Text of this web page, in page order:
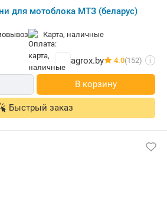
для мотоблока МТЗ (беларус)
карта, наличные
agrox.by 4.0(152) i
В корзину
Быстрый заказ